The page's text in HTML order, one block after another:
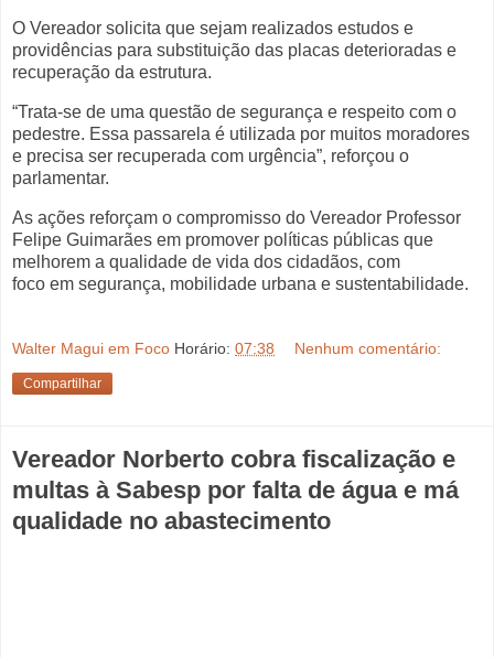
O Vereador solicita que sejam realizados estudos e
providências para substituição das placas deterioradas e
recuperação da estrutura.
“Trata-se de uma questão de segurança e respeito com o
pedestre. Essa passarela é utilizada por muitos moradores
e precisa ser recuperada com urgência”, reforçou o
parlamentar.
As ações reforçam o compromisso do Vereador Professor
Felipe Guimarães em promover políticas públicas que
melhorem a qualidade de vida dos cidadãos, com
foco em segurança, mobilidade urbana e sustentabilidade.
Walter Magui em Foco Horário: 07:38 Nenhum comentário:
Compartilhar
Vereador Norberto cobra fiscalização e
multas à Sabesp por falta de água e má
qualidade no abastecimento